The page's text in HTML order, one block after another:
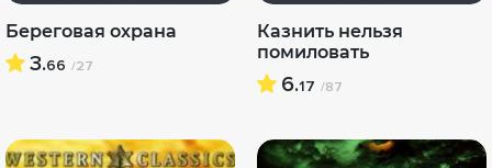
Береговая охрана
3.66 /27
Казнить нельзя
помиловать
6.17 /87